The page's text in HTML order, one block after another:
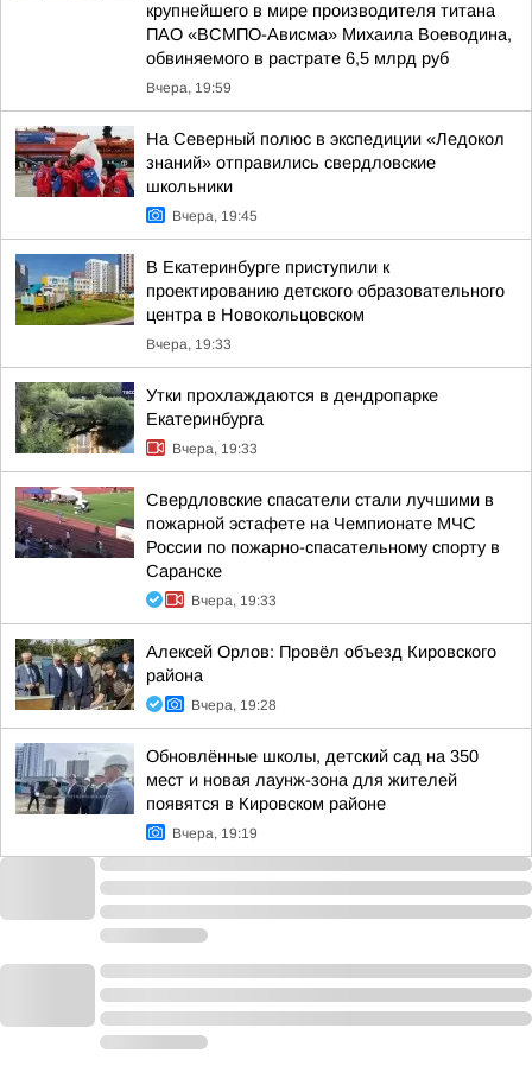
крупнейшего в мире производителя титана
ПАО «ВСМПО-Ависма» Михаила Воеводина,
обвиняемого в растрате 6,5 млрд руб
Вчера, 19:59
На Северный полюс в экспедиции «Ледокол
знаний» отправились свердловские
школьники
Вчера, 19:45
В Екатеринбурге приступили к
проектированию детского образовательного
центра в Новокольцовском
Вчера, 19:33
Утки прохлаждаются в дендропарке
Екатеринбурга
Вчера, 19:33
Свердловские спасатели стали лучшими в
пожарной эстафете на Чемпионате МЧС
России по пожарно-спасательному спорту в
Саранске
Вчера, 19:33
Алексей Орлов: Провёл объезд Кировского
района
Вчера, 19:28
Обновлённые школы, детский сад на 350
мест и новая лаунж-зона для жителей
появятся в Кировском районе
Вчера, 19:19